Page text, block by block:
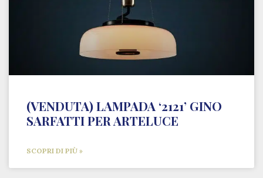
(VENDUTA) LAMPADA ‘2121’ GINO
SARFATTI PER ARTELUCE
SCOPRI DI PIÙ »